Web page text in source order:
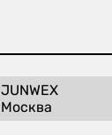
JUNWEX
Москва